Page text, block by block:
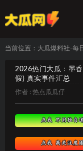
当前位置： 大瓜爆料社-每
2026热门大瓜：墨
假) 真实事件汇总
作者 : 热点瓜瓜仔